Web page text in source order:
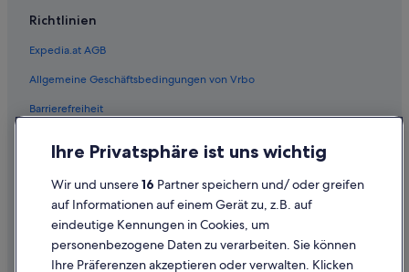
Richtlinien
Expedia.at AGB
Allgemeine Geschäftsbedingungen von Vrbo
Barrierefreiheit
Rechtliche Hinweise/Kontakt
Inhaltsrichtlinien und Melden von Inhalten
Ihre Privatsphäre ist uns wichtig
Wir und unsere16 Partner speichern und/ oder greifen
auf Informationen auf einem Gerät zu, z.B. auf
eindeutige Kennungen in Cookies, um
personenbezogene Daten zu verarbeiten. Sie können
Ihre Präferenzen akzeptieren oder verwalten. Klicken